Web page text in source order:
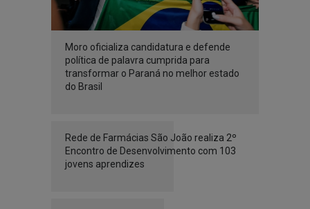
Moro oficializa candidatura e defende
política de palavra cumprida para
transformar o Paraná no melhor estado
do Brasil
Rede de Farmácias São João realiza 2º
Encontro de Desenvolvimento com 103
jovens aprendizes